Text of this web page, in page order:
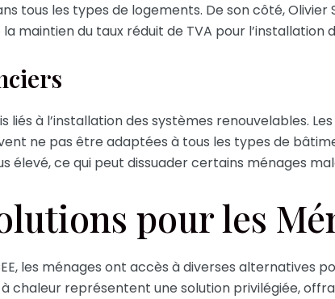
tous les types de logements. De son côté, Olivier
maintien du taux réduit de TVA pour l’installation
à l’installation des systèmes renouvelables.
ne pas être adaptées à tous les types de
élevé, ce qui peut dissuader certains ménages
pour les
les ménages ont accès à diverses alternatives
chaleur représentent une solution privilégiée,